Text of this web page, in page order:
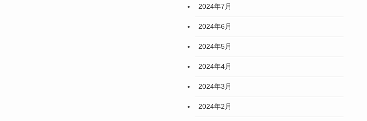
2024年7月
2024年6月
2024年5月
2024年4月
2024年3月
2024年2月